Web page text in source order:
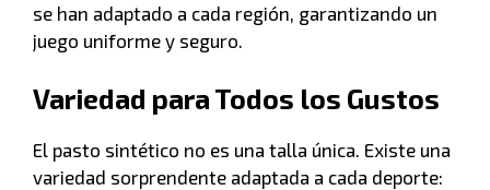
se han adaptado a cada región, garantizando un
juego uniforme y seguro.
Variedad para Todos los Gustos
El pasto sintético no es una talla única. Existe una
variedad sorprendente adaptada a cada deporte: